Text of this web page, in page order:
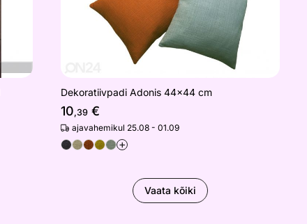
Dekoratiivpadi Adonis 44x44 cm
10,39 €
ajavahemikul 25.08 - 01.09
+
Vaata kõiki